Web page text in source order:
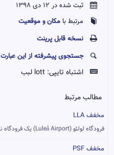
ثبت شده در 12 دی 1398
مرتبط بامکان و موقعیت
نسخه قابل پرينت
جستجوی پیشرفته از این عبارت
اشتباه تایپی: lott لبب
مطالب مرتبط
مخفف LLA
فرودگاه لولئو (Luleå Airport) یک فرودگاه نظامی و همگانی مساف...
مخفف PSF